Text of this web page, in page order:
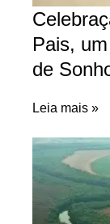
Pais,
de
Leia mais »